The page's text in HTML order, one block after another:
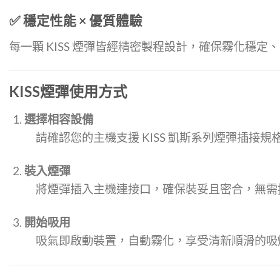
✅ 穩定性能 × 優質體驗
每一顆 KISS 煙彈皆經精密製程設計，確保霧化穩定
KISS煙彈使用方式
選擇相容設備
請確認您的主機支援 KISS 凱斯系列煙彈插接規
裝入煙彈
將煙彈插入主機連接口，確保裝妥且密合，無需
開始吸用
吸氣即啟動裝置，自動霧化，享受清新順滑的吸